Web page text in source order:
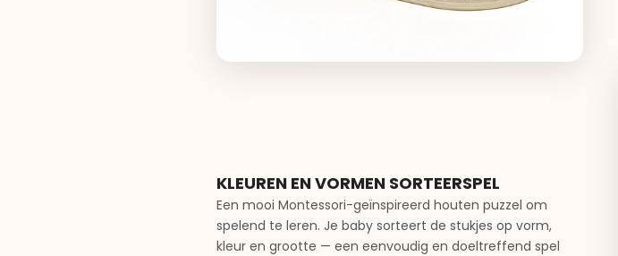
KLEUREN EN VORMEN SORTEERSPEL
Een mooi Montessori-geïnspireerd houten puzzel om
spelend te leren. Je baby sorteert de stukjes op vorm,
kleur en grootte — een eenvoudig en doeltreffend spel